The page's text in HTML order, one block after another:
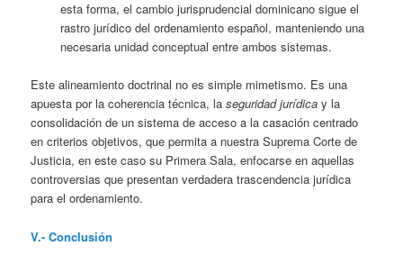
esta forma, el cambio jurisprudencial dominicano sigue el
rastro jurídico del ordenamiento español, manteniendo una
necesaria unidad conceptual entre ambos sistemas.
Este alineamiento doctrinal no es simple mimetismo. Es una
apuesta por la coherencia técnica, laseguridad jurídica y la
consolidación de un sistema de acceso a la casación centrado
en criterios objetivos, que permita a nuestra Suprema Corte de
Justicia, en este caso su Primera Sala, enfocarse en aquellas
controversias que presentan verdadera trascendencia jurídica
para el ordenamiento.
V.- Conclusión